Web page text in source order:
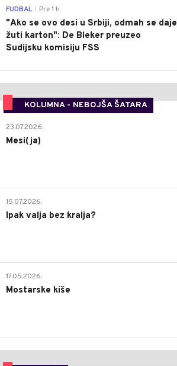
FUDBAL Pre 1 h
"Ako se ovo desi u Srbiji, odmah se daje
žuti karton": De Bleker preuzeo
Sudijsku komisiju FSS
KOLUMNA - NEBOJŠA ŠATARA
23.07.2026.
Mesi(ja)
15.07.2026.
Ipak valja bez kralja?
17.05.2026.
Mostarske kiše